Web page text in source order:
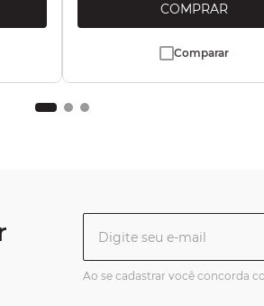
Comparar
Ao se cadastrar você concorda